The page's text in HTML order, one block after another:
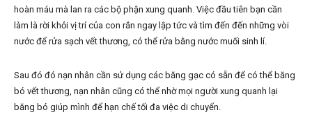
hoàn máu mà lan ra các bộ phận xung quanh. Việc đầu tiên bạn cần
làm là rời khỏi vị trí của con rắn ngay lập tức và tìm đến đến những vòi
nước để rửa sạch vết thương, có thể rửa bằng nước muối sinh lí.
Sau đó đó nạn nhân cần sử dụng các băng gạc có sẵn để có thể băng
bó vết thương, nạn nhân cũng có thể nhờ mọi người xung quanh lại
băng bó giúp mình để hạn chế tối đa việc di chuyển.